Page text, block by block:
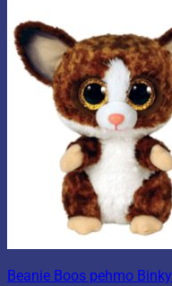
Beanie Boos pehmo Binky